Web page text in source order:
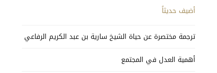
أضيف حديثاً
ترجمة مختصرة عن حياة الشيخ سارية بن عبد الكريم الرفاعي
أهمية العدل في المجتمع